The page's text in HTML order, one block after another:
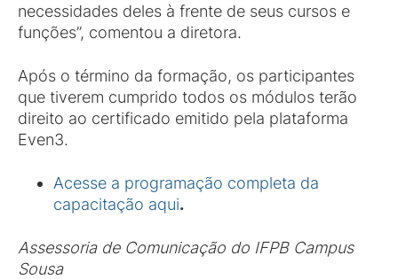
necessidades deles à frente de seus cursos e
funções”, comentou a diretora.
Após o término da formação, os participantes
que tiverem cumprido todos os módulos terão
direito ao certificado emitido pela plataforma
Even3.
Acesse a programação completa da
capacitação aqui.
Assessoria de Comunicação do IFPB Campus
Sousa